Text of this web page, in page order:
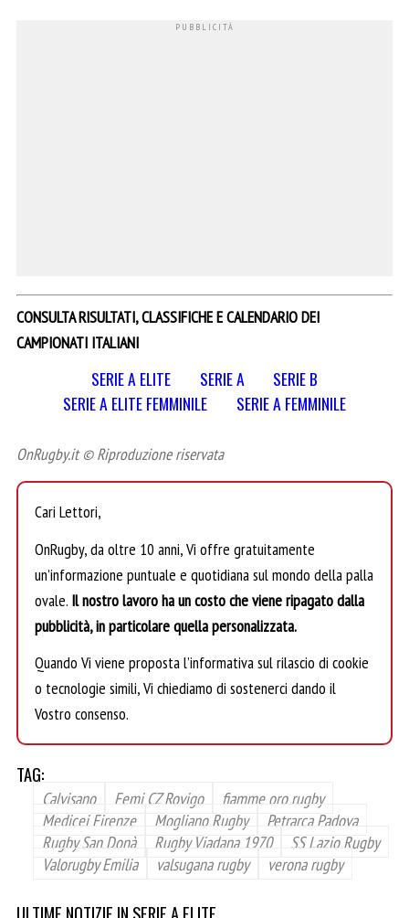
CONSULTA RISULTATI, CLASSIFICHE E CALENDARIO DEI
CAMPIONATI ITALIANI
SERIE A ELITE SERIE A
SERIE B
SERIE A ELITE FEMMINILE
SERIE A FEMMINILE
OnRugby.it © Riproduzione riservata
Cari Lettori,
OnRugby, da oltre 10 anni, Vi offre gratuitamente
un’informazione puntuale e quotidiana sul mondo della palla
ovale. Il nostro lavoro ha un costo che viene ripagato dalla
pubblicità, in particolare quella personalizzata.
Quando Vi viene proposta l’informativa sul rilascio di cookie
o tecnologie simili, Vi chiediamo di sostenerci dando il
Vostro consenso.
TAG:
Calvisano Femi CZ Rovigo
fiamme oro rugby
Medicei Firenze
Mogliano Rugby
Petrarca Padova
Rugby San Donà
Rugby Viadana 1970
SS Lazio Rugby
Valorugby Emilia
valsugana rugby verona rugby